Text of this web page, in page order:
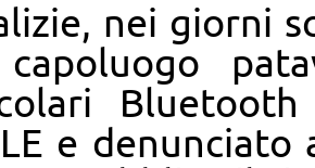
nei giorni
e